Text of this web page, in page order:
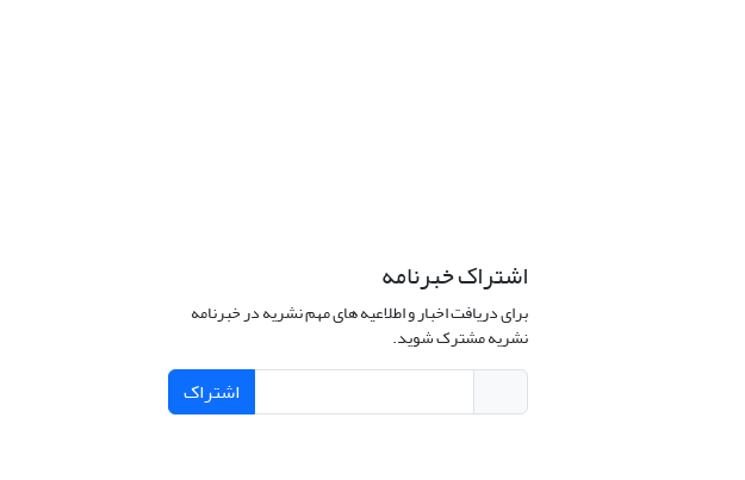
اشتراک خبرنامه
برای دریافت اخبار و اطلاعیه های مهم نشریه در خبرنامه
نشریه مشترک شوید.
اشتراک